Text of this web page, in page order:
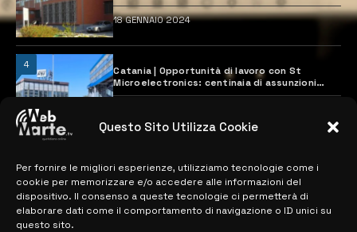
Questo Sito Utilizza Cookie
Per fornire le migliori esperienze, utilizziamo tecnologie come i
cookie per memorizzare e/o accedere alle informazioni del
dispositivo. Il consenso a queste tecnologie ci permetterà di
elaborare dati come il comportamento di navigazione o ID unici su
questo sito.
18 GENNAIO 2024
4
Catania | Opportunità di lavoro con St
Microelectronics: centinaia di assunzioni
previste
MAPPA DEL SITO
> NOTIZIE